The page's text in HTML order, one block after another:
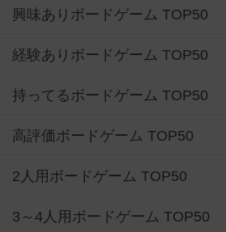
興味ありボードゲーム TOP50
経験ありボードゲーム TOP50
持ってるボードゲーム TOP50
高評価ボードゲーム TOP50
2人用ボードゲーム TOP50
3～4人用ボードゲーム TOP50